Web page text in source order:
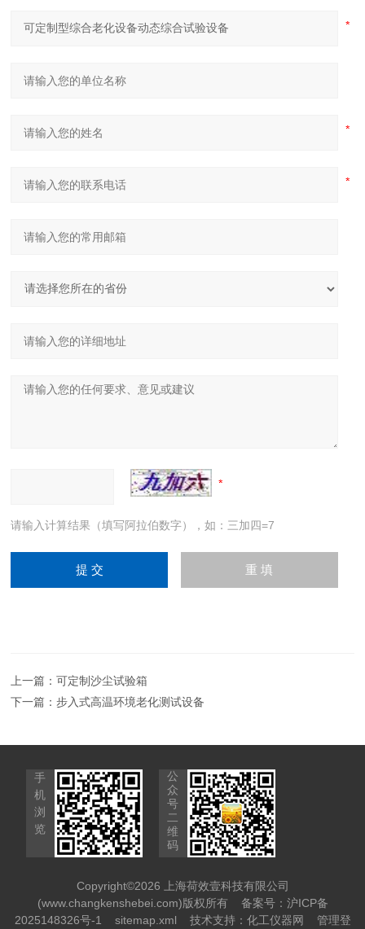
请输入计算结果（填写阿拉伯数字），如：三加四=7
上一篇：可定制沙尘试验箱
下一篇：步入式高温环境老化测试设备
手
机
浏
览
公
众
号
二
维
码
Copyright©2026 上海荷效壹科技有限公司
(www.changkenshebei.com)版权所有 备案号：沪ICP备
2025148326号-1
sitemap.xml 技术支持： 化工仪器网 管理登